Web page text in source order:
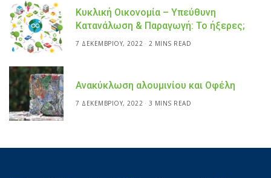
Κυκλική Οικονομία – Υπεύθυνη
Κατανάλωση & Παραγωγή: Το ήξερες;
7 ΔΕΚΕΜΒΡΊΟΥ, 2022 2 MINS READ
Ανακύκλωση αλουμινίου και Οφέλη
7 ΔΕΚΕΜΒΡΊΟΥ, 2022 3 MINS READ